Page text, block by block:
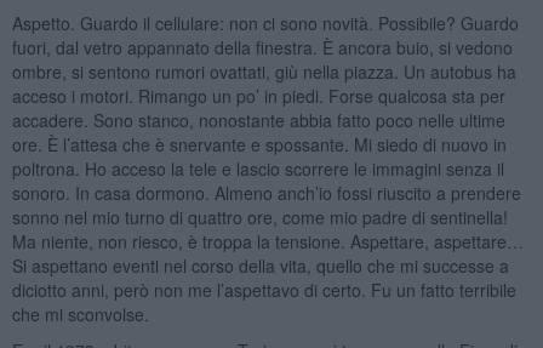
Aspetto. Guardo il cellulare: non ci sono novità. Possibile? Guardo
fuori, dal vetro appannato della finestra. È ancora buio, si vedono
ombre, si sentono rumori ovattati, giù nella piazza. Un autobus ha
acceso i motori. Rimango un po’ in piedi. Forse qualcosa sta per
accadere. Sono stanco, nonostante abbia fatto poco nelle ultime
ore. È l’attesa che è snervante e spossante. Mi siedo di nuovo in
poltrona. Ho acceso la tele e lascio scorrere le immagini senza il
sonoro. In casa dormono. Almeno anch’io fossi riuscito a prendere
sonno nel mio turno di quattro ore, come mio padre di sentinella!
Ma niente, non riesco, è troppa la tensione. Aspettare, aspettare…
Si aspettano eventi nel corso della vita, quello che mi successe a
diciotto anni, però non me l’aspettavo di certo. Fu un fatto terribile
che mi sconvolse.